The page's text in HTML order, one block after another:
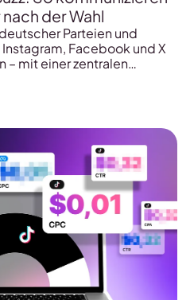
der Wahl
Parteien und
Facebook und X
– mit einer zentralen
2025? Spoiler:
das richtige